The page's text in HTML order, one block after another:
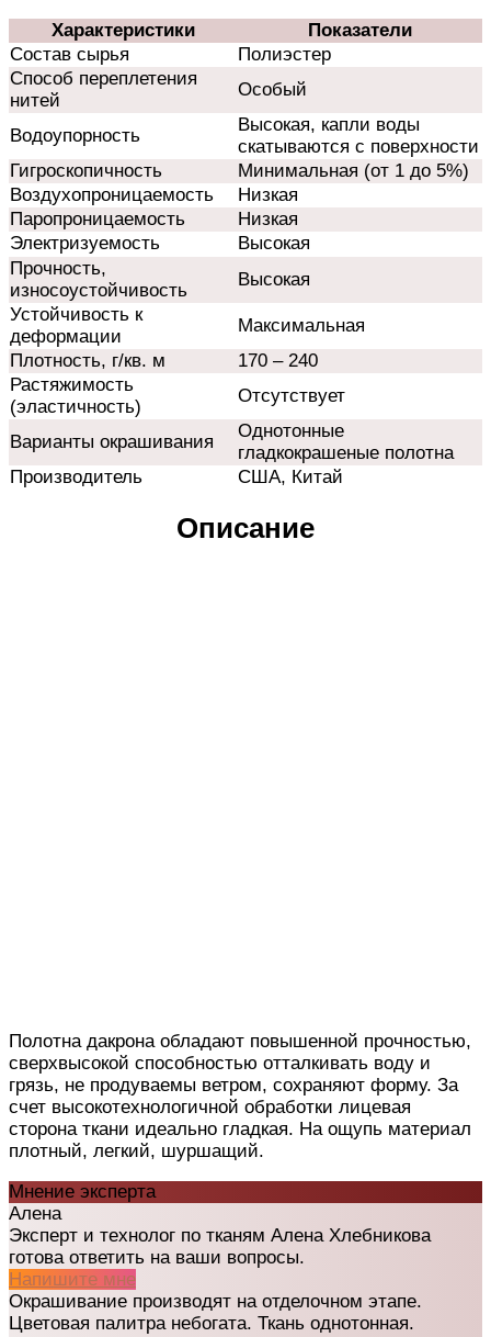
Характеристики
Показатели
Состав сырья
Полиэстер
Способ переплетения
нитей
Особый
Водоупорность
Высокая, капли воды
скатываются с поверхности
Гигроскопичность
Минимальная (от 1 до 5%)
Воздухопроницаемость
Низкая
Паропроницаемость
Низкая
Электризуемость
Высокая
Прочность,
износоустойчивость
Высокая
Устойчивость к
деформации
Максимальная
Плотность, г/кв. м
170 – 240
Растяжимость
(эластичность)
Отсутствует
Варианты окрашивания
Однотонные
гладкокрашеные полотна
Производитель
США, Китай
Описание
Полотна дакрона обладают повышенной прочностью,
сверхвысокой способностью отталкивать воду и
грязь, не продуваемы ветром, сохраняют форму. За
счет высокотехнологичной обработки лицевая
сторона ткани идеально гладкая. На ощупь материал
плотный, легкий, шуршащий.
Мнение эксперта
Алена
Эксперт и технолог по тканям Алена Хлебникова
готова ответить на ваши вопросы.
Напишите мне
Окрашивание производят на отделочном этапе.
Цветовая палитра небогата. Ткань однотонная.